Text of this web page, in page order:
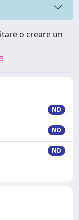
o creare un
ND
ND
ND